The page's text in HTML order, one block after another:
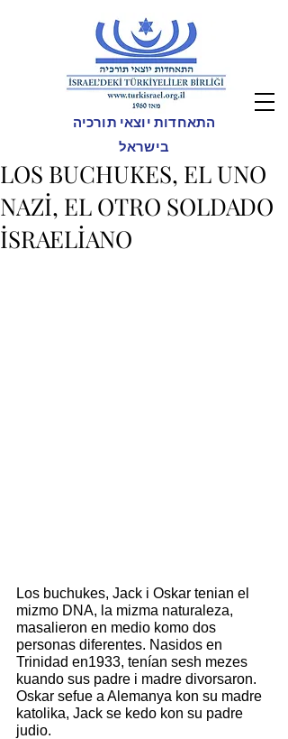
התאחדות יוצאי תורכיה
בישראל
LOS BUCHUKES, EL UNO
NAZİ, EL OTRO SOLDADO
İSRAELİANO
Los buchukes, Jack i Oskar tenian el
mizmo DNA, la mizma naturaleza,
masalieron en medio komo dos
personas diferentes. Nasidos en
Trinidad en1933, tenían sesh mezes
kuando sus padre i madre divorsaron.
Oskar sefue a Alemanya kon su madre
katolika, Jack se kedo kon su padre
judio.